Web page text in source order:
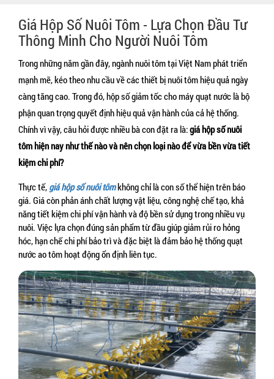
Minh Cho Người Nuôi Tôm
Giá Hộp Số Nuôi Tôm - Lựa Chọn Đầu Tư
Thông Minh Cho Người Nuôi Tôm
Trong những năm gần đây, ngành nuôi tôm tại Việt Nam phát triển
mạnh mẽ, kéo theo nhu cầu về các thiết bị nuôi tôm hiệu quả ngày
càng tăng cao. Trong đó, hộp số giảm tốc cho máy quạt nước là bộ
phận quan trọng quyết định hiệu quả vận hành của cả hệ thống.
Chính vì vậy, câu hỏi được nhiều bà con đặt ra là: giá hộp số nuôi
tôm hiện nay như thế nào và nên chọn loại nào để vừa bền vừa tiết
kiệm chi phí?
Thực tế, giá hộp số nuôi tôm không chỉ là con số thể hiện trên báo
giá. Giá còn phản ánh chất lượng vật liệu, công nghệ chế tạo, khả
năng tiết kiệm chi phí vận hành và độ bền sử dụng trong nhiều vụ
nuôi. Việc lựa chọn đúng sản phẩm từ đầu giúp giảm rủi ro hỏng
hóc, hạn chế chi phí bảo trì và đặc biệt là đảm bảo hệ thống quạt
nước ao tôm hoạt động ổn định liên tục.